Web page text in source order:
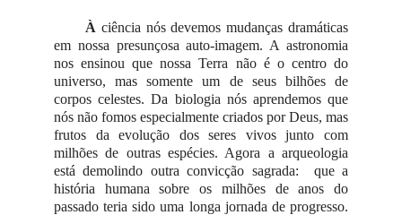
À ciência nós devemos mudanças dramáticas
em nossa presunçosa auto-imagem. A astronomia
nos ensinou que nossa Terra não é o centro do
universo, mas somente um de seus bilhões de
corpos celestes. Da biologia nós aprendemos que
nós não fomos especialmente criados por Deus, mas
frutos da evolução dos seres vivos junto com
milhões de outras espécies. Agora a arqueologia
está demolindo outra convicção sagrada: que a
história humana sobre os milhões de anos do
passado teria sido uma longa jornada de progresso.